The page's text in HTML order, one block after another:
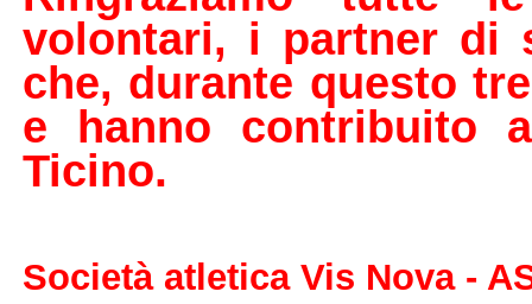
volontari, i partner di
che, durante questo
e hanno contribuito
Ticino.
Società atletica Vis Nova -